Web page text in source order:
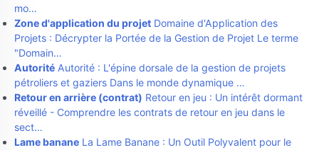
mo…
Zone d'application du projet Domaine d'Application des
Projets : Décrypter la Portée de la Gestion de Projet Le terme
"Domain…
Autorité Autorité : L'épine dorsale de la gestion de projets
pétroliers et gaziers Dans le monde dynamique …
Retour en arrière (contrat) Retour en jeu : Un intérêt dormant
réveillé - Comprendre les contrats de retour en jeu dans le
sect…
Lame banane La Lame Banane : Un Outil Polyvalent pour le